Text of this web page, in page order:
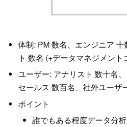
体制: PM 数名、エンジニア
ト 数名 (+データマネジメント
ユーザー: アナリスト 数十名、
セールス 数百名、社外ユーザ
ポイント
誰でもある程度データ分